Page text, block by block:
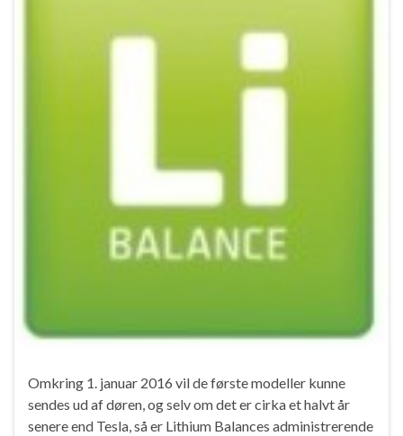
Omkring 1. januar 2016 vil de første modeller kunne
sendes ud af døren, og selv om det er cirka et halvt år
senere end Tesla, så er Lithium Balances administrerende